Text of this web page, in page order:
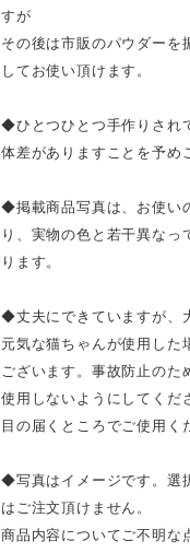
すが
その後は市販のパウダーを
してお使い頂けます。
◆ひとつひとつ手作りされ
体差がありますことを予め
◆掲載商品写真は、お使い
り、実物の色と若干異なっ
ります。
◆丈夫にできていますが、
元気な猫ちゃんが使用した
ございます。事故防止のた
使用しないようにしてくだ
目の届くところでご使用く
◆写真はイメージです。選
はご注文頂けません。
商品内容についてご不明な